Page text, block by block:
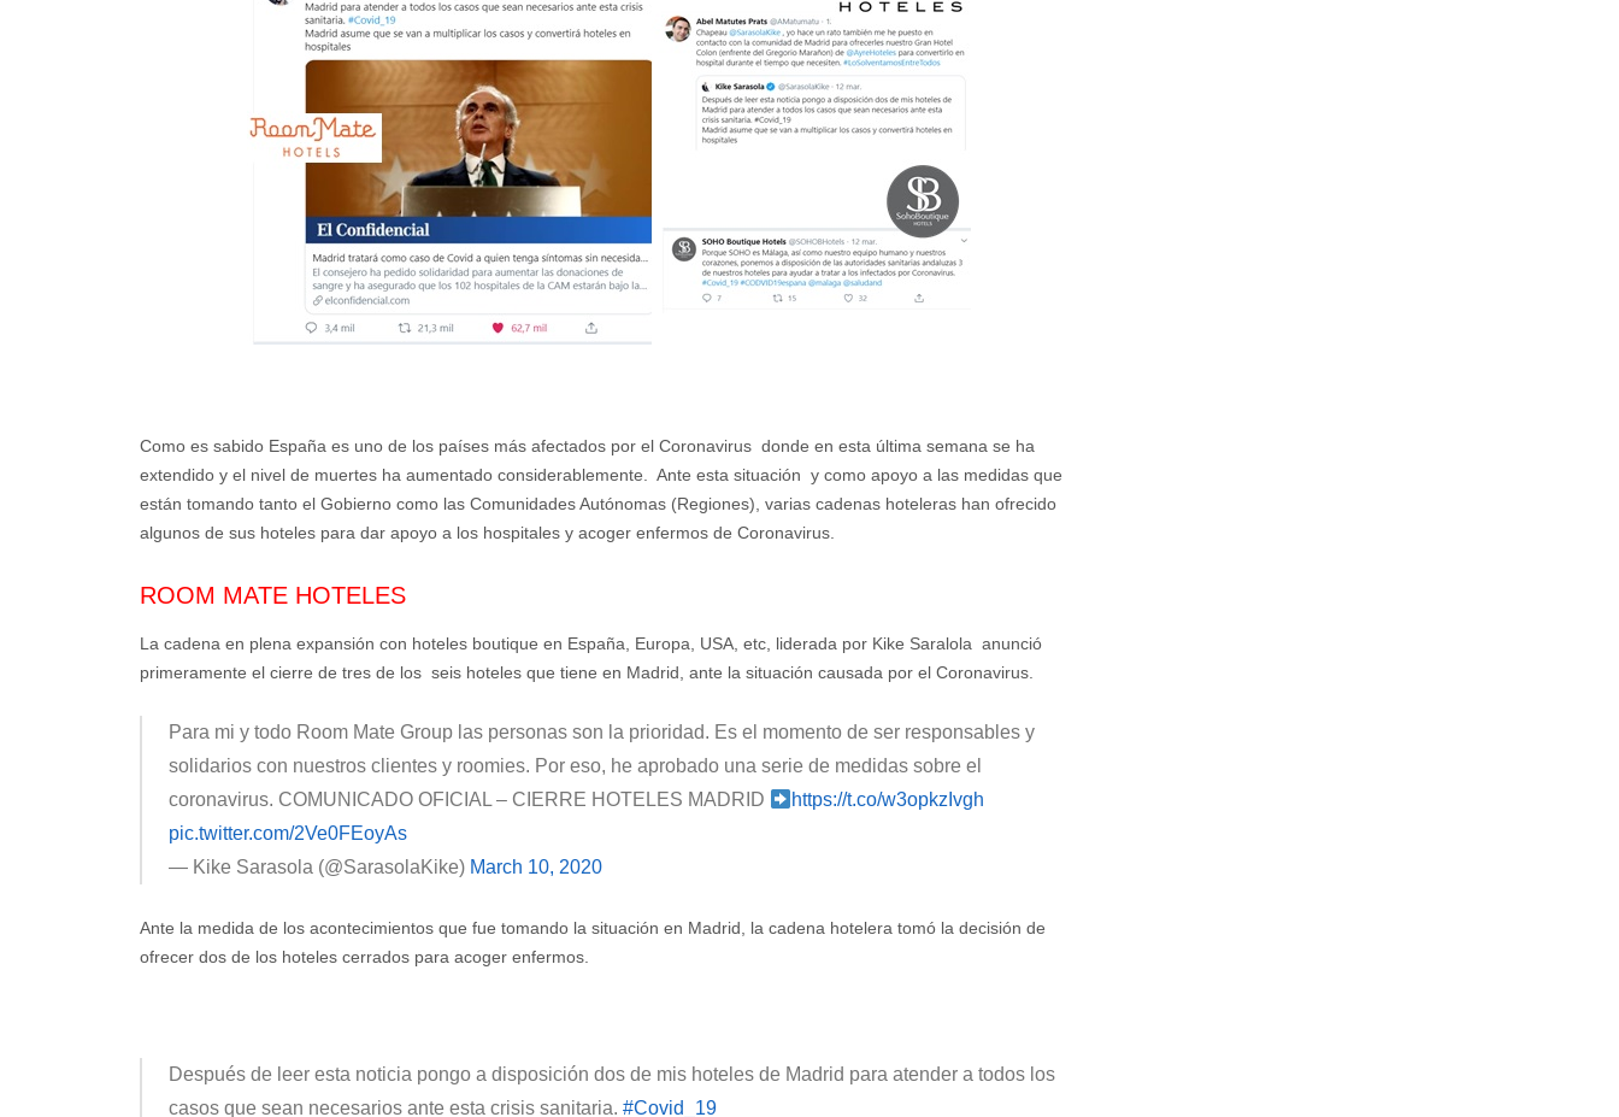
Como es sabido España es uno de los países más afectados por el Coronavirus donde en esta última semana se ha
extendido y el nivel de muertes ha aumentado considerablemente. Ante esta situación y como apoyo a las medidas que
están tomando tanto el Gobierno como las Comunidades Autónomas (Regiones), varias cadenas hoteleras han ofrecido
algunos de sus hoteles para dar apoyo a los hospitales y acoger enfermos de Coronavirus.
ROOM MATE HOTELES
La cadena en plena expansión con hoteles boutique en España, Europa, USA, etc, liderada por Kike Saralola anunció
primeramente el cierre de tres de los seis hoteles que tiene en Madrid, ante la situación causada por el Coronavirus.
Para mi y todo Room Mate Group las personas son la prioridad. Es el momento de ser responsables y
solidarios con nuestros clientes y roomies. Por eso, he aprobado una serie de medidas sobre el
coronavirus. COMUNICADO OFICIAL – CIERRE HOTELES MADRID
https://t.co/w3opkzIvgh
pic.twitter.com/2Ve0FEoyAs
— Kike Sarasola (@SarasolaKike) March 10, 2020
Ante la medida de los acontecimientos que fue tomando la situación en Madrid, la cadena hotelera tomó la decisión de
ofrecer dos de los hoteles cerrados para acoger enfermos.
Después de leer esta noticia pongo a disposición dos de mis hoteles de Madrid para atender a todos los
casos que sean necesarios ante esta crisis sanitaria. #Covid_19